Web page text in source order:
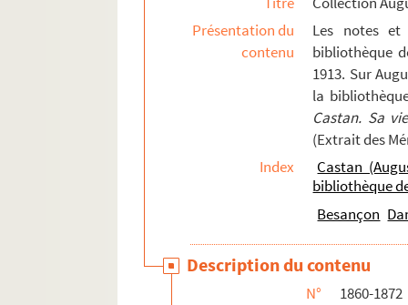
212. 212
122v. 122 v°
127. 127
Présentation du
contenu
Les notes
bibliothèque
1913. Sur
la
Castan. Sa
(Extrait des
Index
Castan
bibliothèque
Besançon
Description du contenu
N°
1860-1872